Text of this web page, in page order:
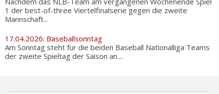
1 der best-of-three Viertelfinalserie gegen die zweite
Mannschaft...
17.04.2026: Baseballsonntag
Am Sonntag steht für die beiden Baseball Nationalliga Teams
der zweite Spieltag der Saison an....